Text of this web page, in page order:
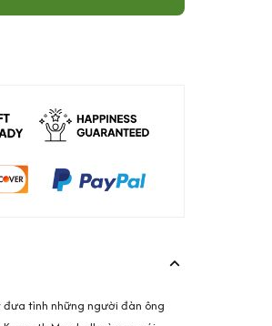
đưa tình những người đàn ông